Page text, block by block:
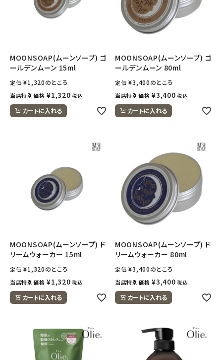
MOONSOAP(ムーンソープ) ゴ
ールデンムーン 15ml
定価 ¥1,320のところ
当店特別価格 ¥1,320 税込
カートに入れる
MOONSOAP(ムーンソープ) ゴ
ールデンムーン 80ml
定価 ¥3,400のところ
当店特別価格 ¥3,400 税込
カートに入れる
MOONSOAP(ムーンソープ) ド
リームウォーカー 15ml
定価 ¥1,320のところ
当店特別価格 ¥1,320 税込
カートに入れる
MOONSOAP(ムーンソープ) ド
リームウォーカー 80ml
定価 ¥3,400のところ
当店特別価格 ¥3,400 税込
カートに入れる